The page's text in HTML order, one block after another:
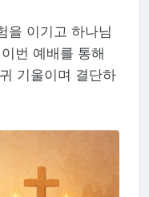
을 이기고 하나님
번 예배를 통해
기울이며 결단하